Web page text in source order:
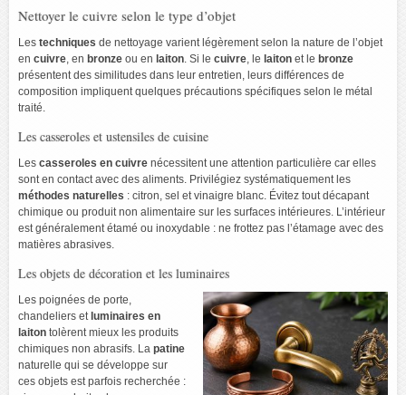
Nettoyer le cuivre selon le type d’objet
Les techniques de nettoyage varient légèrement selon la nature de l’objet
en cuivre, en bronze ou en laiton. Si le cuivre, le laiton et le bronze
présentent des similitudes dans leur entretien, leurs différences de
composition impliquent quelques précautions spécifiques selon le métal
traité.
Les casseroles et ustensiles de cuisine
Les casseroles en cuivre nécessitent une attention particulière car elles
sont en contact avec des aliments. Privilégiez systématiquement les
méthodes naturelles : citron, sel et vinaigre blanc. Évitez tout décapant
chimique ou produit non alimentaire sur les surfaces intérieures. L’intérieur
est généralement étamé ou inoxydable : ne frottez pas l’étamage avec des
matières abrasives.
Les objets de décoration et les luminaires
Les poignées de porte,
chandeliers et luminaires en
laiton tolèrent mieux les produits
chimiques non abrasifs. La patine
naturelle qui se développe sur
ces objets est parfois recherchée :